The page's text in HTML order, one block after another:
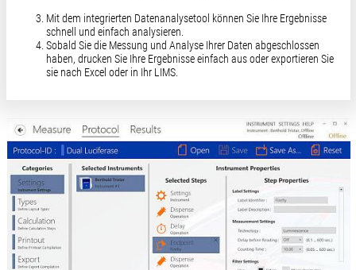
Mit dem integrierten Datenanalysetool können Sie Ihre Ergebnisse
schnell und einfach analysieren.
Sobald Sie die Messung und Analyse Ihrer Daten abgeschlossen
haben, drucken Sie Ihre Ergebnisse einfach aus oder exportieren Sie
sie nach Excel oder in Ihr LIMS.